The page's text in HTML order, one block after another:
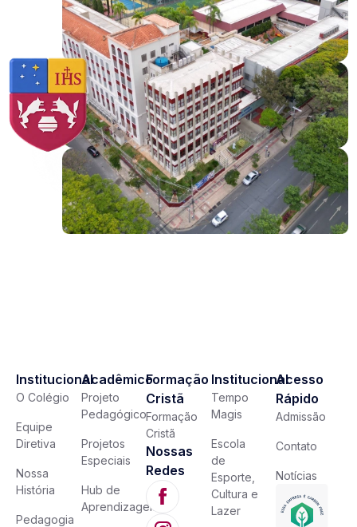
Institucional
O Colégio
Equipe
Diretiva
Nossa
História
Pedagogia
Acadêmico
Projeto
Pedagógico
Projetos
Especiais
Hub de
Aprendizagem
Formação
Cristã
Formação
Cristã
Nossas
Redes
Institucional
Tempo
Magis
Escola
de
Esporte,
Cultura e
Lazer
Acesso
Rápido
Admissão
Contato
Notícias